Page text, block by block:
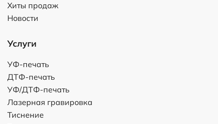
Хиты продаж
Новости
Услуги
УФ-печать
ДТФ-печать
УФ/ДТФ-печать
Лазерная гравировка
Тиснение